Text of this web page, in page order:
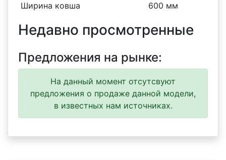
Ширина ковша
600 мм
Недавно просмотренные
Предложения на рынке:
На данный момент отсутсвуют
предложения о продаже данной модели,
в известных нам источниках.